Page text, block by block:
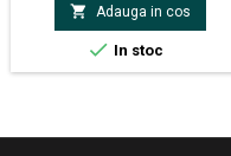
Vision Touch: VTTV A32HDVS si
VTTV A504KVS
 Adauga in cos
 In stoc